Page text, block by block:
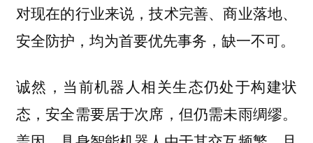
对现在的行业来说，技术完善、商业落地、
安全防护，均为首要优先事务，缺一不可。
诚然，当前机器人相关生态仍处于构建状
态，安全需要居于次席，但仍需未雨绸缪。